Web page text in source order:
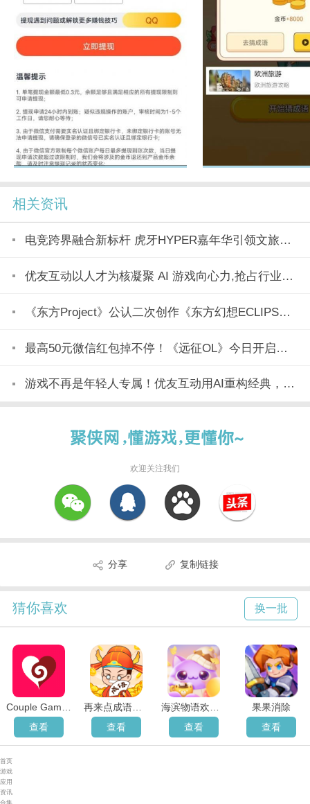
相关资讯
电竞跨界融合新标杆 虎牙HYPER嘉年华引领文旅产业新潮流
优友互动以人才为核凝聚 AI 游戏向心力,抢占行业变革制高点
《东方Project》公认二次创作《东方幻想ECLIPSE》7月23日正式上市
最高50元微信红包掉不停！《远征OL》今日开启美食节新区「玉脍」！
游戏不再是年轻人专属！优友互动用AI重构经典，全民都能玩
欢迎关注我们
分享 复制链接
猜你喜欢 换一批
查看
再来点成语红包版
查看
查看
果果消除
查看
首页
游戏
应用
资讯